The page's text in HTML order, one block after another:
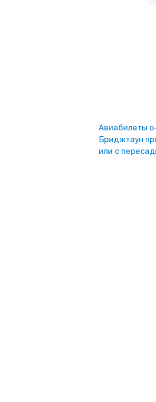
Авиабилеты
Бриджтаун
или с